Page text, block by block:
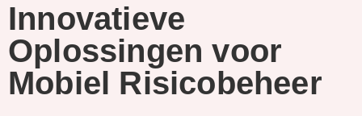
Innovatieve
Oplossingen voor
Mobiel Risicobeheer